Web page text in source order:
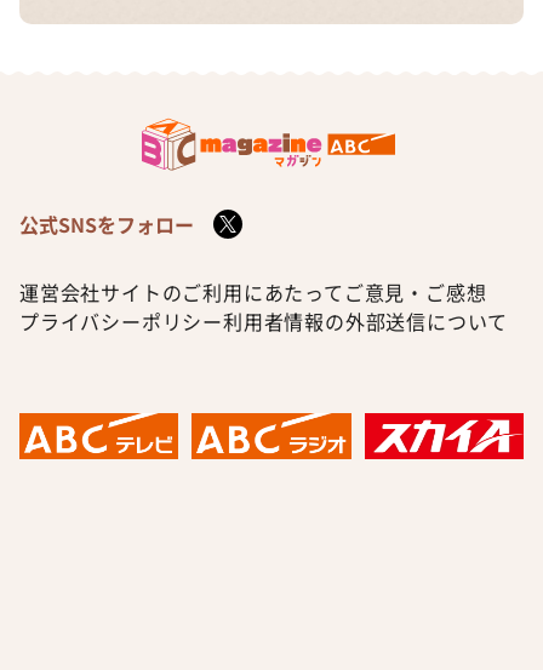
公式SNSをフォロー
運営会社サイトのご利用にあたって ご意見・ご感想
プライバシーポリシー利用者情報の外部送信について